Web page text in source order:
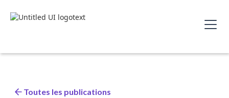
Toutes les publications